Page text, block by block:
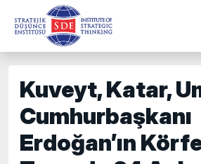
Kuveyt, Katar,
Cumhurbaşkanı
Erdoğan’ın